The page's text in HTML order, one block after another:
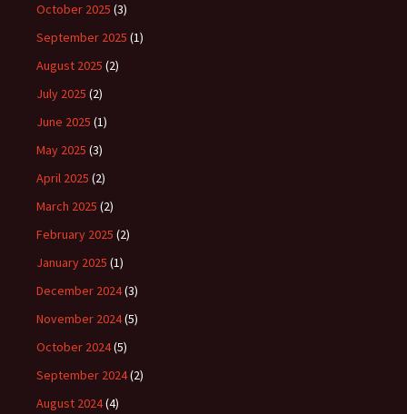
October 2025 (3)
September 2025 (1)
August 2025 (2)
July 2025 (2)
June 2025 (1)
May 2025 (3)
April 2025 (2)
March 2025 (2)
February 2025 (2)
January 2025 (1)
December 2024(3)
November 2024(5)
October 2024(5)
September 2024(2)
August 2024(4)